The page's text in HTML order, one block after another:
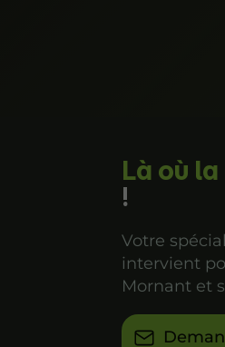
Là où
!
Votre
intervient
Mornant et